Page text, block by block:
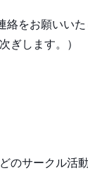
をお願いいた
ぎします
サークル活